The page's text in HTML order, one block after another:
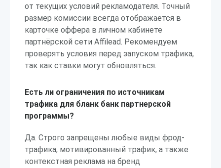
от текущих условий рекламодателя. Точный
размер комиссии всегда отображается в
карточке оффера в личном кабинете
партнёрской сети Affilead. Рекомендуем
проверять условия перед запуском трафика,
так как ставки могут обновляться.
Есть ли ограничения по источникам
трафика для бланк банк партнерской
программы?
Да. Строго запрещены любые виды фрод-
трафика, мотивированный трафик, а также
контекстная реклама на бренд